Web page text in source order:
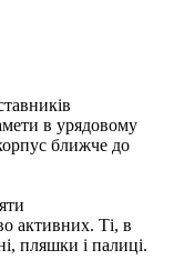
в урядовому
ближче до
активних. Ті, в
пляшки і палиці.